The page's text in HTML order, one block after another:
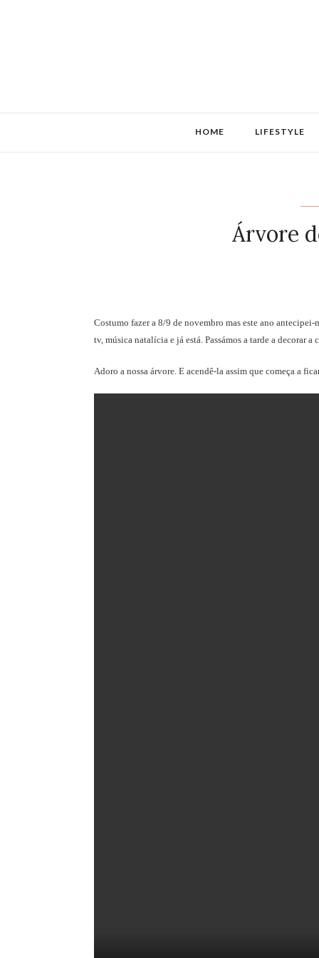
HOME LIFESTYLE
Árvore
Costumo fazer a 8/9 de novembro mas este ano
tv, música natalícia e já está. Passámos a tarde a decorar a
Adoro a nossa árvore. E acendê-la assim que começa a